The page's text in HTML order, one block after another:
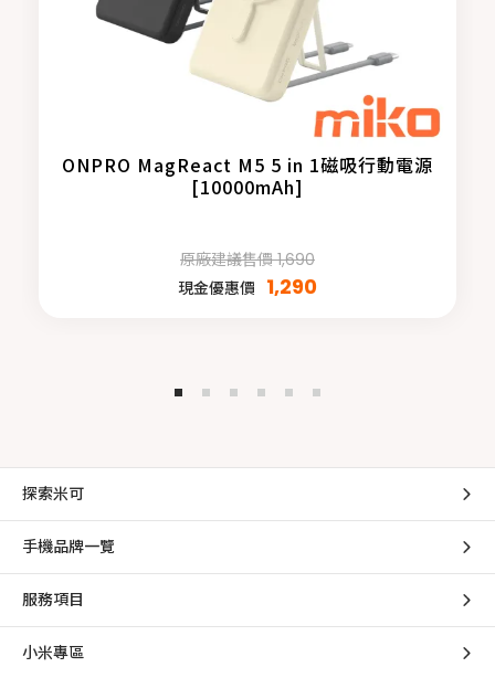
ONPRO MagReact M5 5 in 1磁吸行動電源
[10000mAh]
原廠建議售價 1,690
現金優惠價 1,290
探索米可
手機品牌一覽
服務項目
小米專區